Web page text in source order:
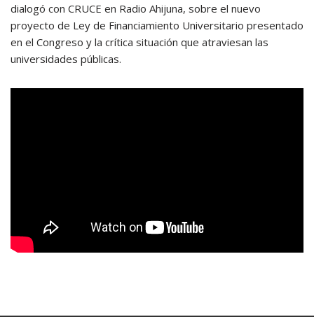
dialogó con CRUCE en Radio Ahijuna, sobre el nuevo
proyecto de Ley de Financiamiento Universitario presentado
en el Congreso y la crítica situación que atraviesan las
universidades públicas.